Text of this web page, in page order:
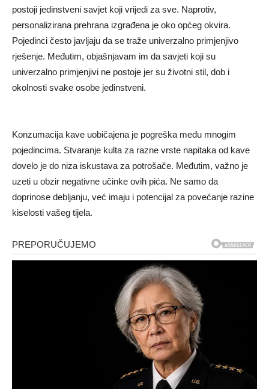
postoji jedinstveni savjet koji vrijedi za sve. Naprotiv,
personalizirana prehrana izgrađena je oko općeg okvira.
Pojedinci često javljaju da se traže univerzalno primjenjivo
rješenje. Međutim, objašnjavam im da savjeti koji su
univerzalno primjenjivi ne postoje jer su životni stil, dob i
okolnosti svake osobe jedinstveni.
Konzumacija kave uobičajena je pogreška među mnogim
pojedincima. Stvaranje kulta za razne vrste napitaka od kave
dovelo je do niza iskustava za potrošače. Međutim, važno je
uzeti u obzir negativne učinke ovih pića. Ne samo da
doprinose debljanju, već imaju i potencijal za povećanje razine
kiselosti vašeg tijela.